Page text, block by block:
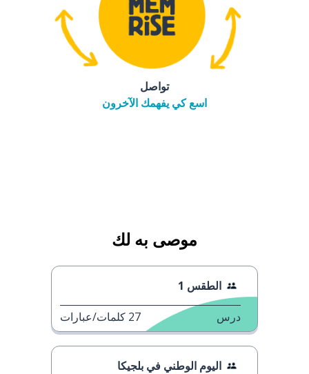
تواصل
اسع كي يفهمك الآخرون
موصى به لك
الطقس 1
درس 27 كلمات/عبارات
اليوم الوطني في بلجيكا